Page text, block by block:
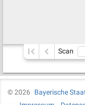
Scan
©2026
Bayerische